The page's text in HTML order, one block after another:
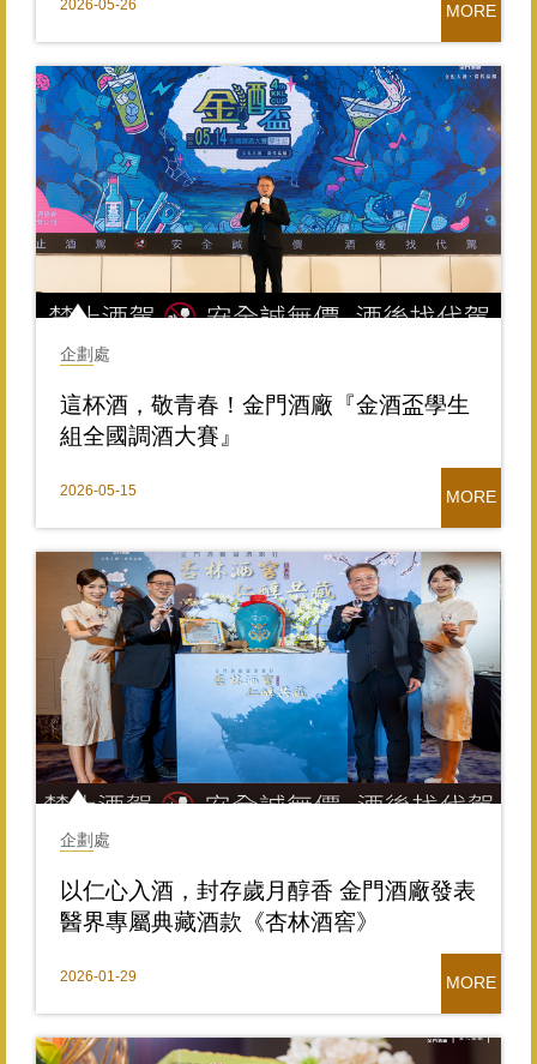
2026-05-26 MORE
企劃處
這杯酒，敬青春！金門酒廠『金酒盃學生
組全國調酒大賽』
2026-05-15 MORE
企劃處
以仁心入酒，封存歲月醇香 金門酒廠發表
醫界專屬典藏酒款《杏林酒窖》
2026-01-29 MORE